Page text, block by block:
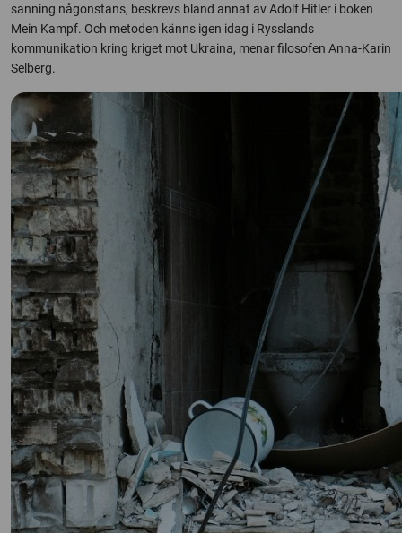
sanning någonstans, beskrevs bland annat av Adolf Hitler i boken
Mein Kampf. Och metoden känns igen idag i Rysslands
kommunikation kring kriget mot Ukraina, menar filosofen Anna-Karin
Selberg.